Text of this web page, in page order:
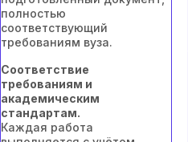
полностью
соответствующий
требованиям вуза.
Соответствие
требованиям и
академическим
стандартам.
Каждая работа